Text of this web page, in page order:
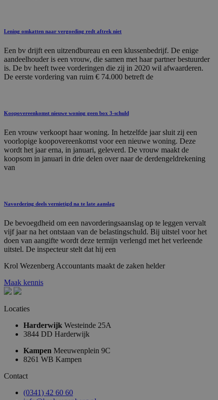
Lening omkatten naar vergoeding redt aftrek niet
Een bv drijft een uitzendbureau en een klussenbedrijf. De enige
aandeelhouder is een vrouw, die samen met haar partner bestuurder
is. De bv heeft twee vorderingen die zij in 2020 wil afwaarderen.
De eerste vordering van ruim € 74.000 betreft de
Koopovereenkomst nieuwe woning geen box 3-schuld
Een vrouw verkoopt haar woning. In hetzelfde jaar sluit zij een
voorlopige koopovereenkomst voor een nieuwe woning. Deze
wordt het jaar erna, in januari, geleverd. De vrouw maakt de
koopsom in januari in drie delen over naar de derdengeldrekening
van
Navordering deels vernietigd na te late aanslag
De bevoegdheid om een navorderingsaanslag op te leggen vervalt
vijf jaar na het ontstaan van de belastingschuld. Bij uitstel voor het
doen van aangifte wordt deze termijn verlengd met het verleende
uitstel. De inspecteur stelt dat hij een
Krol Wezenberg Accountants maakt de zaken helder
Maak kennis
Locaties
Harderwijk Westeinde 25A
3844 DD Harderwijk
Kampen Meeuwenplein 9C
8261 WB Kampen
Contact
(0341) 42 60 60